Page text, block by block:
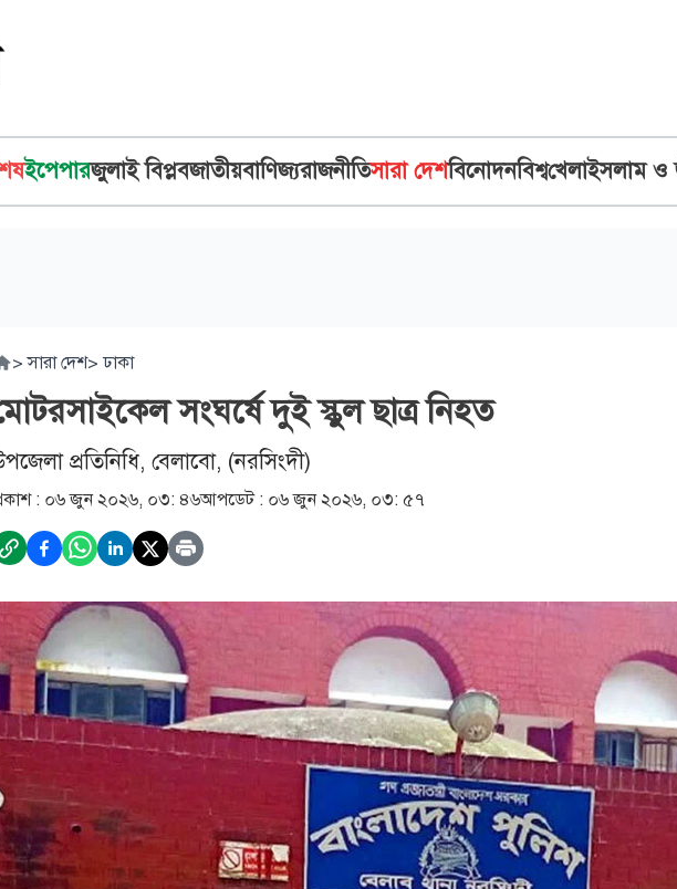
ইপেপারজুলাই বিপ্লবজাতীয়বাণিজ্যরাজনীতিসারা দেশবিনোদনবিশ্বখেলাইসলাম ও
> সারা দেশ> ঢাকা
সংঘর্ষে দুই স্কুল ছাত্র নিহত
প্রতিনিধি, বেলাবো, (নরসিংদী)
: ০৬ জুন ২০২৬, ০৩: ৪৬আপডেট : ০৬ জুন ২০২৬, ০৩: ৫৭